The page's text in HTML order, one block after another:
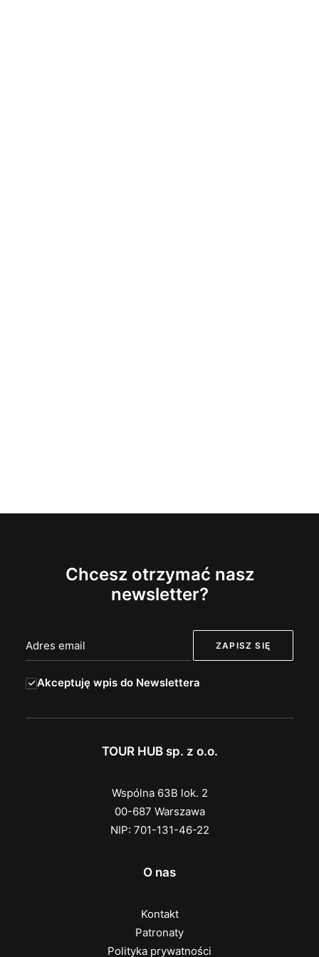
Chcesz otrzymać nasz
newsletter?
Akceptuję wpis do Newslettera
TOUR HUB sp. z o.o.
Wspólna 63B lok. 2
00-687 Warszawa
NIP: 701-131-46-22
O nas
Kontakt
Patronaty
Polityka prywatności